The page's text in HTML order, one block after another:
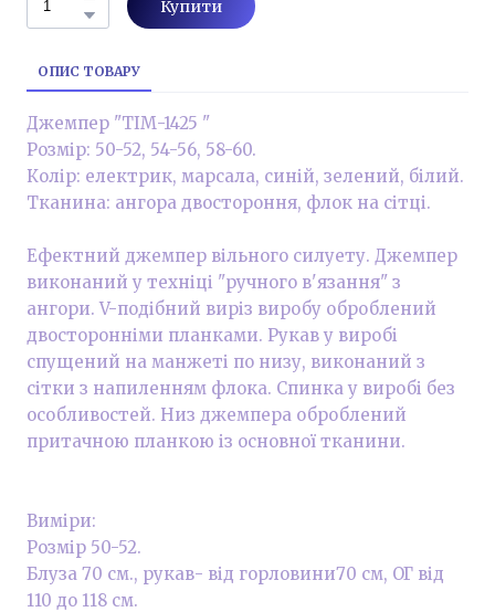
Купити
ОПИС ТОВАРУ
Джемпер "ТІМ-1425 "
Розмір: 50-52, 54-56, 58-60.
Колір: електрик, марсала, синій, зелений, білий.
Тканина: ангора двостороння, флок на сітці.
Ефектний джемпер вільного силуету. Джемпер
виконаний у техніці "ручного в'язання" з
ангори. V-подібний виріз виробу оброблений
двосторонніми планками. Рукав у виробі
спущений на манжеті по низу, виконаний з
сітки з напиленням флока. Спинка у виробі без
особливостей. Низ джемпера оброблений
притачною планкою із основної тканини.
Виміри:
Розмір 50-52.
Блуза 70 см., рукав- від горловини70 см, ОГ від
110 до 118 см.